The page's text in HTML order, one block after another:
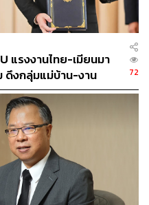
AUTHOR
TEAM
การ THE STANDARD
แรงงานไทย-เมียนมา
ดึงกลุ่มแม่บ้าน-งาน
72